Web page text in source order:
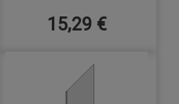
15,29 €